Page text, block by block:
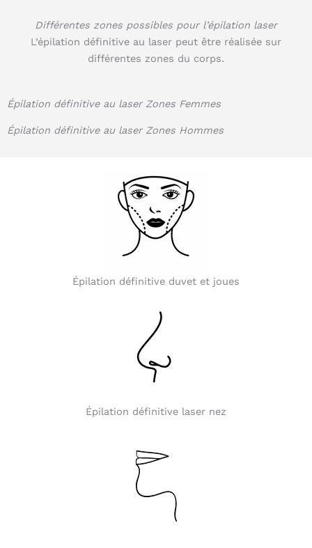
Différentes zones possibles pour l’épilation laser
L’épilation définitive au laser peut être réalisée sur
différentes zones du corps.
Épilation définitive au laser Zones Femmes
Épilation définitive au laser Zones Hommes
Épilation définitive duvet et joues
Épilation définitive laser nez